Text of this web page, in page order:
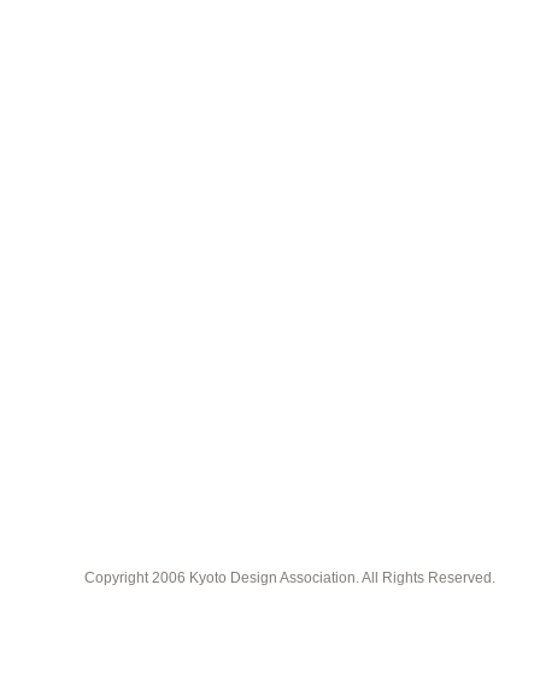
Copyright 2006 Kyoto Design Association. All Rights Reserved.